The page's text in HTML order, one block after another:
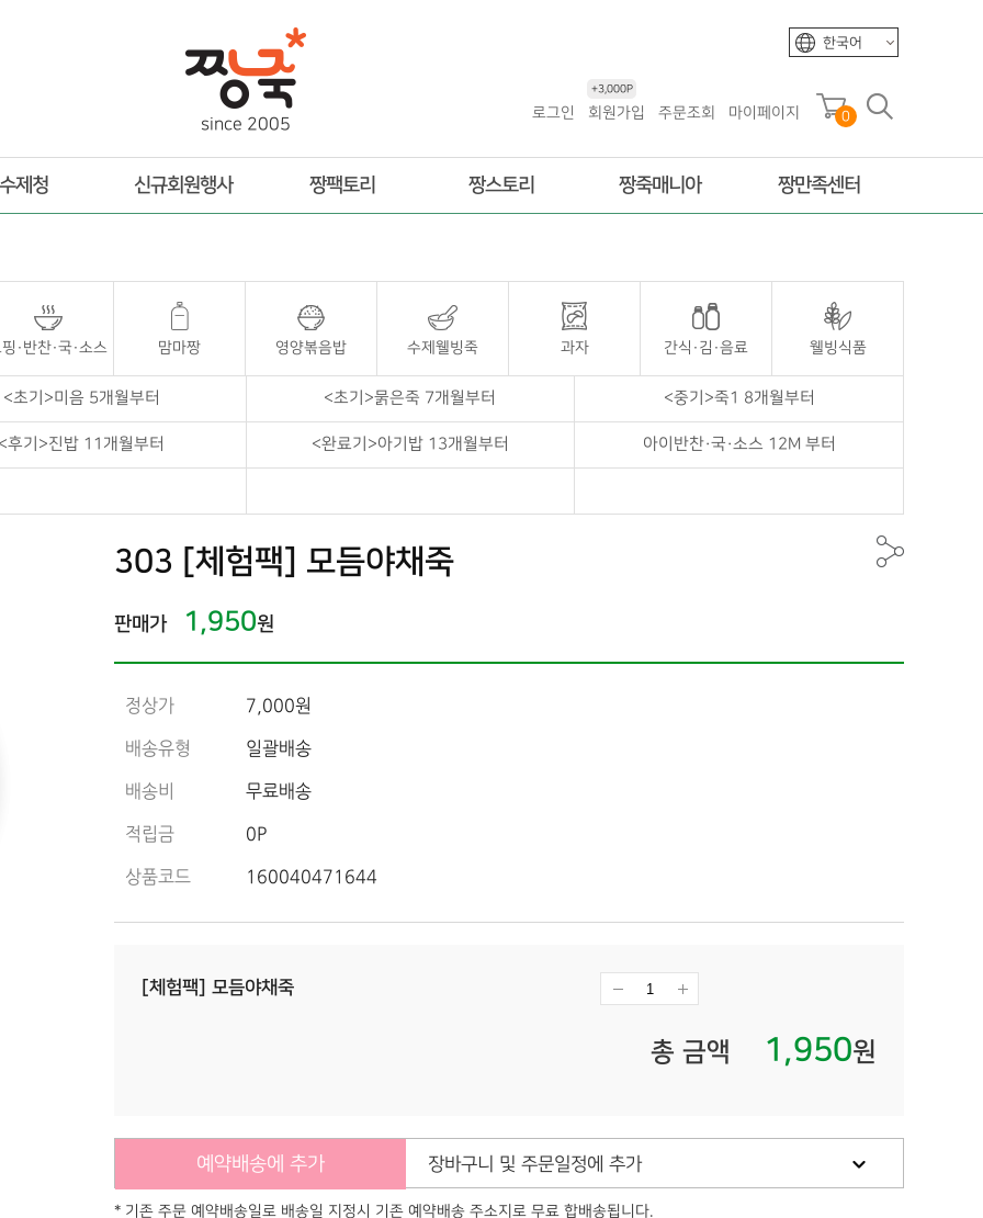
한국어
since 2005
로그인 회원가입
+3,000P
주문조회 마이페이지 0
수제청 신규회원행사 짱팩토리 짱스토리 짱죽매니아 짱만족센터
<초기>미음 5개월부터 <초기>묽은죽 7개월부터 <중기>죽1 8개월부터
후기>진밥 11개월부터 <완료기>아기밥 13개월부터 아이반찬·국·소스 12M 부터
·반찬·국·소스 맘마짱 영양볶음밥 수제웰빙죽 과자 간식·김·음료 웰빙식품
303 [체험팩] 모듬야채죽
판매가 1,950원
정상가 7,000원
배송유형 일괄배송
배송비 무료배송
적립금 0P
상품코드 160040471644
[체험팩] 모듬야채죽
총 금액 1,950원
예약배송에 추가 장바구니 및 주문일정에 추가
* 기존 주문 예약배송일로 배송일 지정시 기존 예약배송 주소지로 무료 합배송됩니다.